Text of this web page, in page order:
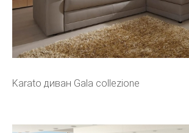
Karato диван Gala collezione